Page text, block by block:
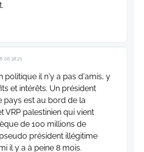
08:38:21
politique il n'y a pas d'amis, y
et intérêts. Un président
pays est au bord de la
VRP palestinien qui vient
de 100 millions de
président illégitime
il y a à peine 8 mois.